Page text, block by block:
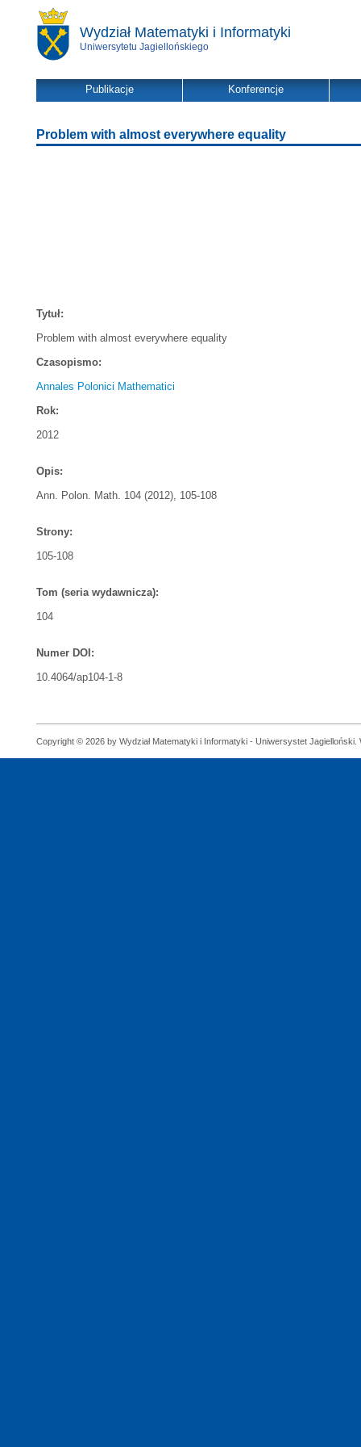
Wydział Matematyki i Informatyki
Uniwersytetu Jagiellońskiego
Publikacje Konferencje
Problem with almost everywhere equality
Tytuł:
Problem with almost everywhere equality
Czasopismo:
Annales Polonici Mathematici
Rok:
2012
Opis:
Ann. Polon. Math. 104 (2012), 105-108
Strony:
105-108
Tom (seria wydawnicza):
104
Numer DOI:
10.4064/ap104-1-8
Copyright © 2026 by Wydział Matematyki i Informatyki - Uniwersystet